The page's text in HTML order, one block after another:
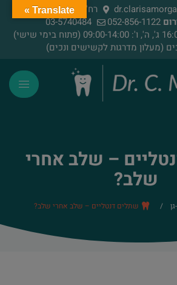
רח' הירדן 91, רמת גן
03-5740484
(מעלון מדרגות לקשישים ונכים)
– שלב אחרי
שלב?
/ שתלים דנטליים – שלב אחרי שלב?
Translate »